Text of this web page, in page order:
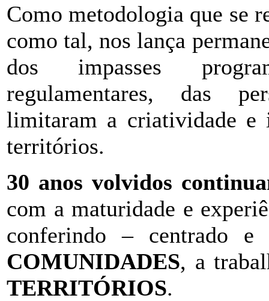
Como metodologia que se
como tal, nos lança
dos impasses
regulamentares, das
limitaram a criatividade e
territórios.
30 anos volvidos
com a maturidade e
conferindo – centrado
COMUNIDADES, a
TERRITÓRIOS.